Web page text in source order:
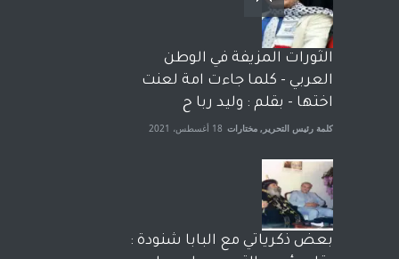
وترافع فيها بنفسه مرة اخرى..
الشيخ طارق يوسف يقهر
الحكومة الأمريكية ، فأعطوه
الجنسية عن يد وهم صاغرون،
آراء حرة مختارات 7 أبريل، 2023
الثورات المزيفة في الوطن
العربي - كلما جاءت امة لعنت
اختها - بقلم : وليد ربا ح
كلمة رئيس التحرير , مختارات 18 أغسطس، 2021
بعض ذكرياتي مع البابا شنودة :